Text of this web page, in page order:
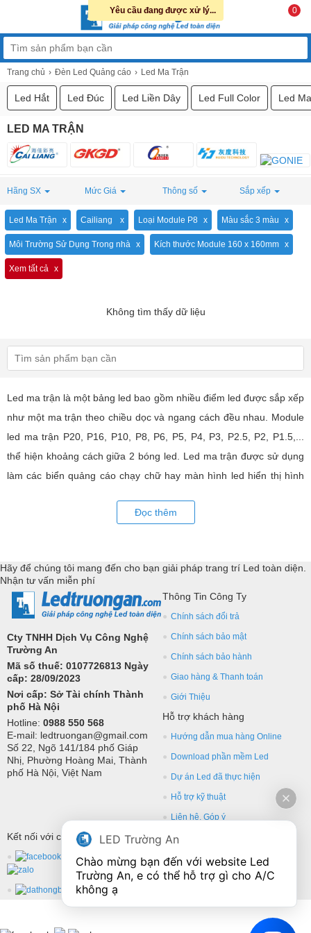
0
Trang chủ Đèn Led Quảng cáo Led Ma Trận
Led Hắt Led Đúc Led Liền Dây Led Full Color Led
LED MA TRẬN
Hãng SX Mức Giá Thông số Sắp xếp
Led Ma Trận Cailiang Loại Module P8 Màu sắc 3 màu
Môi Trường Sử Dụng Trong nhà Kích thước Module 160 x 160mm
Xem tất cả
Không tìm thấy dữ liệu
Led ma trận là một bảng led bao gồm nhiều điểm led được sắp xếp
như một ma trận theo chiều dọc và ngang cách đều nhau. Module
led ma trận P20, P16, P10, P8, P6, P5, P4, P3, P2.5, P2, P1.5,...
thể hiện khoảng cách giữa 2 bóng led. Led ma trận được sử dụng
làm các biển quảng cáo chạy chữ hay màn hình led hiển thị hình
nhiều lĩnh vực của cuộc sống. LED Trường An cung cấp tất cả các
YRL,...Tư vấn giả pháp, hỗ trợ kỹ thuật chuyên sâu cho các
ứng dụng trang trí led.
Đọc thêm
Hãy để chúng tôi mang đến cho bạn giải pháp trang trí Led toàn diện.
Nhận tư vấn miễn phí
Cty TNHH Dịch Vụ Công Nghệ
Trường An
Mã số thuế: 0107726813 Ngày
cấp: 28/09/2023
Nơi cấp: Sở Tài chính Thành
phố Hà Nội
Hotline: 0988 550 568
E-mail: ledtruongan@gmail.com
Số 22, Ngõ 141/184 phố Giáp
Nhị, Phường Hoàng Mai, Thành
phố Hà Nội, Việt Nam
Thông Tin Công Ty
Chính sách đổi trả
Chính sách bảo mật
Chính sách bảo hành
Giao hàng & Thanh toán
Giới Thiệu
Hỗ trợ khách hàng
Hướng dẫn mua hàng Online
Download phần mềm Led
Dự án Led đã thực hiện
Hỗ trợ kỹ thuật
Liên hệ, Góp ý
Kết nối với chúng tôi
Yêu cầu đang được xử lý...
LED Trường An
Chào mừng bạn đến với website Led
Trường An, e có thể hỗ trợ gì cho A/C
không ạ